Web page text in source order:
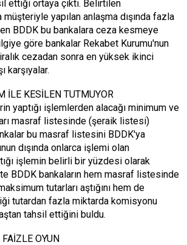
ettiği ortaya çıktı. Belirtilen
yapılan anlaşma dışında fazla
BDDK bu bankalara ceza kesmeye
göre bankalar Rekabet Kurumu'nun
cezadan sonra en yüksek ikinci
karşıyalar.
İLE KESİLEN TUTMUYOR
yaptığı işlemlerden alacağı minimum ve
masraf listesinde (şeraik listesi)
bu masraf listesini BDDK'ya
dışında onlarca işlemi olan
işlemin belirli bir yüzdesi olarak
BDDK bankaların hem masraf listesinde
tutarları aştığını hem de
tutardan fazla miktarda komisyonu
tahsil ettiğini buldu.
OYUN